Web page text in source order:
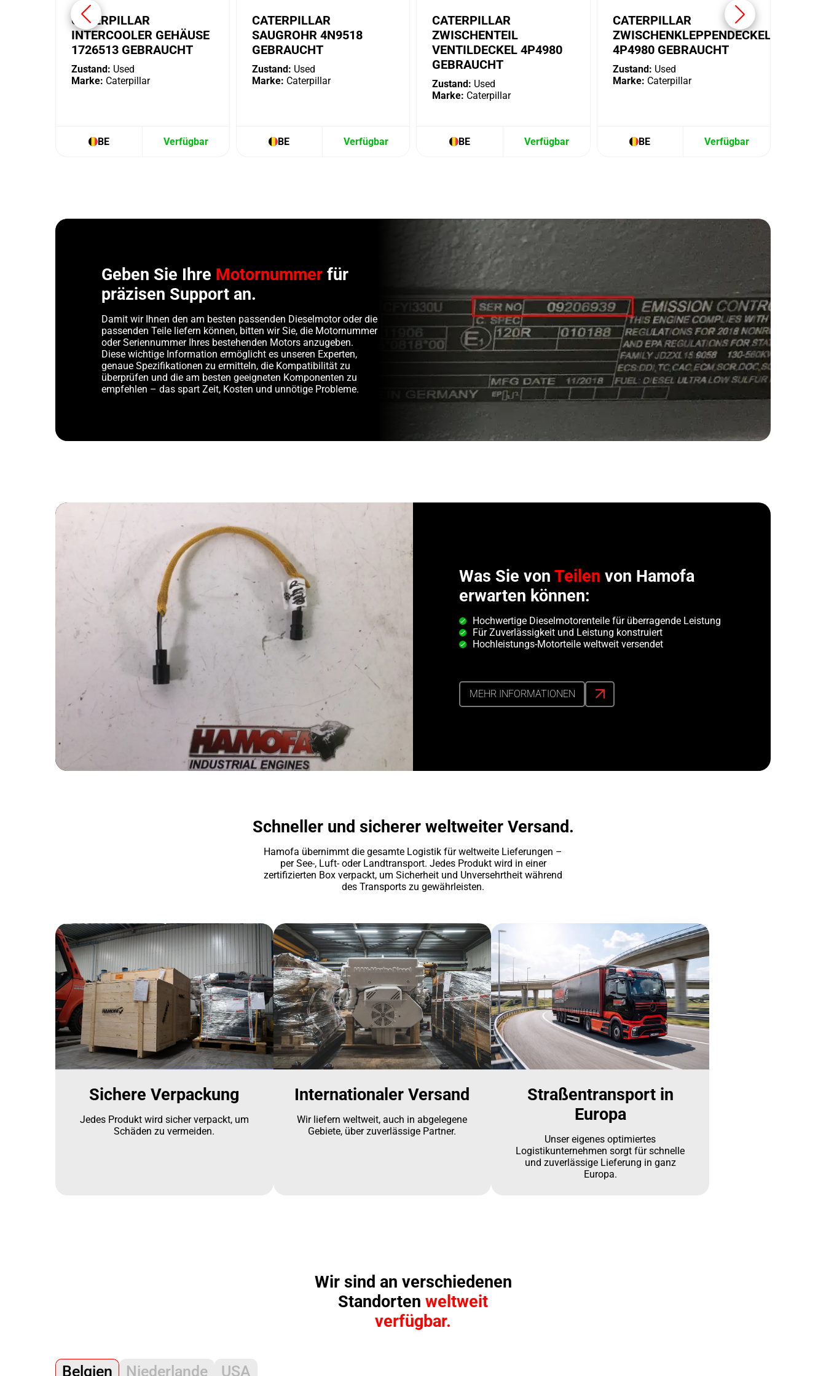
CATERPILLAR
INTERCOOLER GEHÄUSE
1726513 GEBRAUCHT
Zustand: Used
Marke: Caterpillar
BE Verfügbar
CATERPILLAR
SAUGROHR 4N9518
GEBRAUCHT
Zustand: Used
Marke: Caterpillar
BE Verfügbar
CATERPILLAR
ZWISCHENTEIL
VENTILDECKEL 4P4980
GEBRAUCHT
Zustand: Used
Marke: Caterpillar
BE Verfügbar
CATERPILLAR
ZWISCHENKLEPPENDECKEL
4P4980 GEBRAUCHT
Zustand: Used
Marke: Caterpillar
BE Verfügbar
Geben Sie Ihre Motornummer für
präzisen Support an.
Damit wir Ihnen den am besten passenden Dieselmotor oder die
passenden Teile liefern können, bitten wir Sie, die Motornummer
oder Seriennummer Ihres bestehenden Motors anzugeben.
Diese wichtige Information ermöglicht es unseren Experten,
genaue Spezifikationen zu ermitteln, die Kompatibilität zu
überprüfen und die am besten geeigneten Komponenten zu
empfehlen – das spart Zeit, Kosten und unnötige Probleme.
Was Sie von Teilen von Hamofa
erwarten können:
Hochwertige Dieselmotorenteile für überragende Leistung
Für Zuverlässigkeit und Leistung konstruiert
Hochleistungs-Motorteile weltweit versendet
MEHR INFORMATIONEN
Schneller und sicherer weltweiter Versand.
Hamofa übernimmt die gesamte Logistik für weltweite Lieferungen –
per See-, Luft- oder Landtransport. Jedes Produkt wird in einer
zertifizierten Box verpackt, um Sicherheit und Unversehrtheit während
des Transports zu gewährleisten.
Sichere Verpackung
Jedes Produkt wird sicher verpackt, um
Schäden zu vermeiden.
Internationaler Versand
Wir liefern weltweit, auch in abgelegene
Gebiete, über zuverlässige Partner.
Straßentransport in
Europa
Unser eigenes optimiertes
Logistikunternehmen sorgt für schnelle
und zuverlässige Lieferung in ganz
Europa.
Wir sind an verschiedenen
Standorten weltweit
verfügbar.
Belgien Niederlande USA